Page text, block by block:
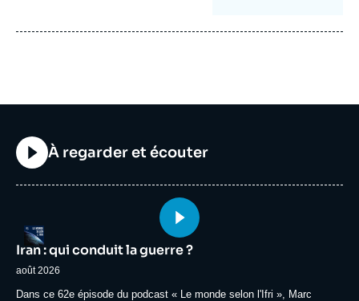
Titre
À regarder et écouter
Logo
Image
principale
médiatique
Iran : qui conduit la guerre ?
août 2026
Accroche
Dans ce 62e épisode du podcast « Le monde selon l'Ifri », Marc